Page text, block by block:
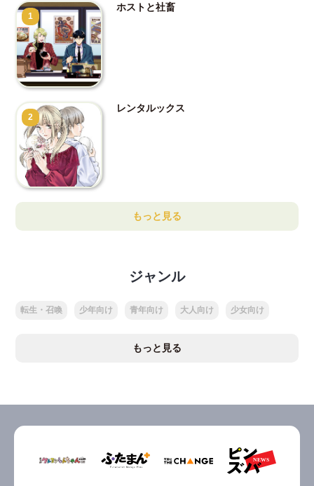
1
ホストと社畜
2
レンタルックス
もっと見る
ジャンル
転生・召喚 少年向け 青年向け 大人向け 少女向け
もっと見る